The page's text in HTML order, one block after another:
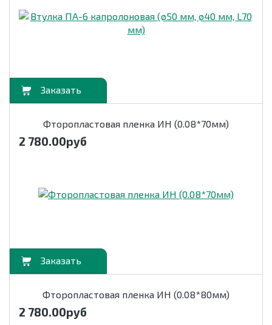
Фторопластовая пленка ИН (0.08*70мм)
2 780.00руб
Фторопластовая пленка ИН (0.08*80мм)
2 780.00руб